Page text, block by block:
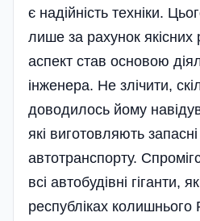
є надійність техніки.
лише за рахунок
аспект став основою
інженера. Не злічити,
доводилось йому
які виготовляють
автотранспорту.
всі автобудівні гіганти,
республіках